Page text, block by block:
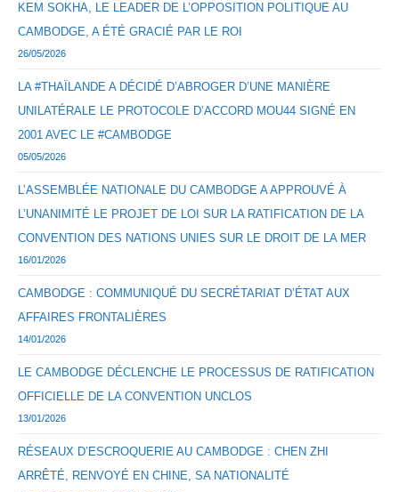
KEM SOKHA, LE LEADER DE L’OPPOSITION POLITIQUE AU
CAMBODGE, A ÉTÉ GRACIÉ PAR LE ROI
26/05/2026
LA #THAÏLANDE A DÉCIDÉ D’ABROGER D’UNE MANIÈRE
UNILATÉRALE LE PROTOCOLE D’ACCORD MOU44 SIGNÉ EN
2001 AVEC LE #CAMBODGE
05/05/2026
L’ASSEMBLÉE NATIONALE DU CAMBODGE A APPROUVÉ À
L’UNANIMITÉ LE PROJET DE LOI SUR LA RATIFICATION DE LA
CONVENTION DES NATIONS UNIES SUR LE DROIT DE LA MER
16/01/2026
CAMBODGE : COMMUNIQUÉ DU SECRÉTARIAT D’ÉTAT AUX
AFFAIRES FRONTALIÈRES
14/01/2026
LE CAMBODGE DÉCLENCHE LE PROCESSUS DE RATIFICATION
OFFICIELLE DE LA CONVENTION UNCLOS
13/01/2026
RÉSEAUX D’ESCROQUERIE AU CAMBODGE : CHEN ZHI
ARRÊTÉ, RENVOYÉ EN CHINE, SA NATIONALITÉ